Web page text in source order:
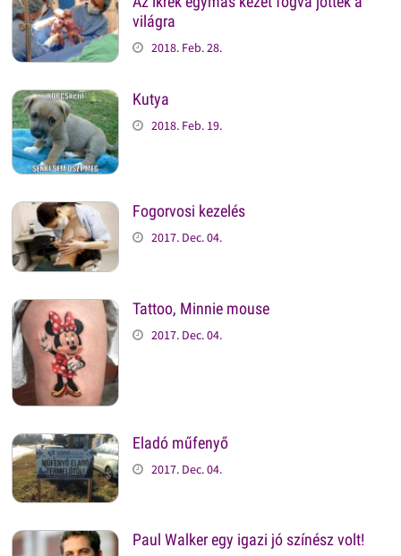
világra
2018. Feb. 28.
Kutya
2018. Feb. 19.
Fogorvosi kezelés
2017. Dec. 04.
Tattoo, Minnie mouse
2017. Dec. 04.
Eladó műfenyő
2017. Dec. 04.
Paul Walker egy igazi jó színész volt!